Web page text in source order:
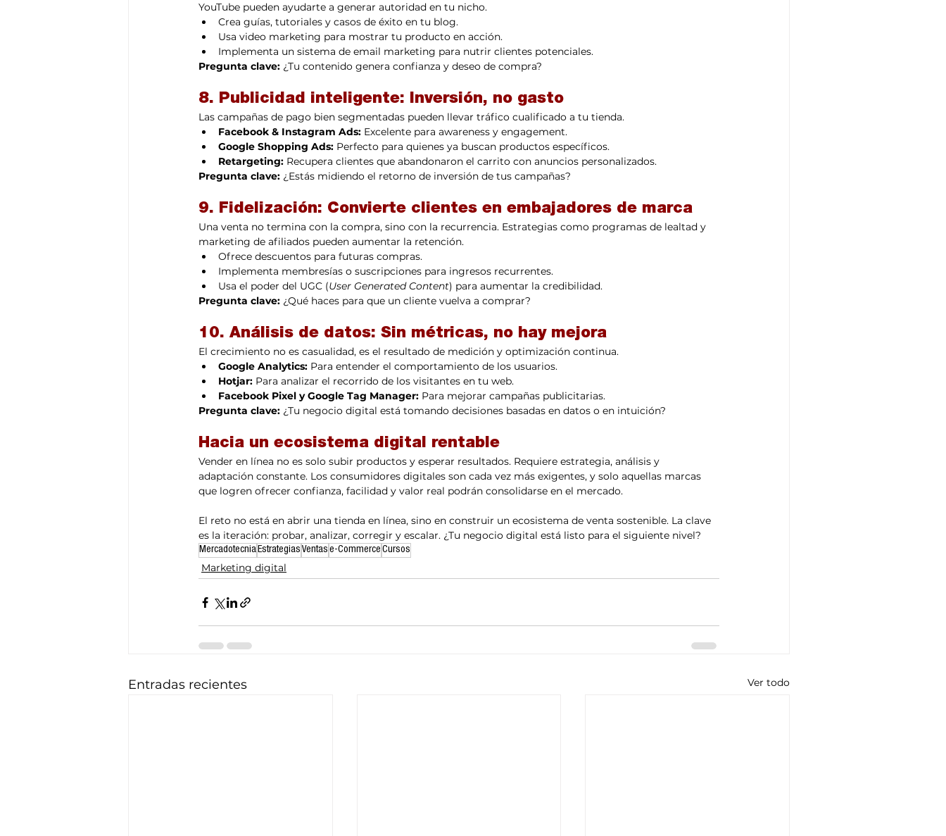
YouTube pueden ayudarte a generar autoridad en tu nicho.
Crea guías, tutoriales y casos de éxito en tu blog.
Usa video marketing para mostrar tu producto en acción.
Implementa un sistema de email marketing para nutrir clientes potenciales.
Pregunta clave: ¿Tu contenido genera confianza y deseo de compra?
8. Publicidad inteligente: Inversión, no gasto
Las campañas de pago bien segmentadas pueden llevar tráfico cualificado a tu tienda.
Facebook & Instagram Ads: Excelente para awareness y engagement.
Google Shopping Ads: Perfecto para quienes ya buscan productos específicos.
Retargeting: Recupera clientes que abandonaron el carrito con anuncios personalizados.
Pregunta clave: ¿Estás midiendo el retorno de inversión de tus campañas?
9. Fidelización: Convierte clientes en embajadores de marca
Una venta no termina con la compra, sino con la recurrencia. Estrategias como programas de lealtad y
marketing de afiliados pueden aumentar la retención.
Ofrece descuentos para futuras compras.
Implementa membresías o suscripciones para ingresos recurrentes.
Usa el poder del UGC (User Generated Content) para aumentar la credibilidad.
Pregunta clave: ¿Qué haces para que un cliente vuelva a comprar?
10. Análisis de datos: Sin métricas, no hay mejora
El crecimiento no es casualidad, es el resultado de medición y optimización continua.
Google Analytics: Para entender el comportamiento de los usuarios.
Hotjar: Para analizar el recorrido de los visitantes en tu web.
Facebook Pixel y Google Tag Manager: Para mejorar campañas publicitarias.
Pregunta clave: ¿Tu negocio digital está tomando decisiones basadas en datos o en intuición?
Hacia un ecosistema digital rentable
Vender en línea no es solo subir productos y esperar resultados. Requiere estrategia, análisis y
adaptación constante. Los consumidores digitales son cada vez más exigentes, y solo aquellas marcas
que logren ofrecer confianza, facilidad y valor real podrán consolidarse en el mercado.
El reto no está en abrir una tienda en línea, sino en construir un ecosistema de venta sostenible. La clave
es la iteración: probar, analizar, corregir y escalar. ¿Tu negocio digital está listo para el siguiente nivel?
MercadotecniaEstrategias Ventas e-Commerce Cursos
Marketing digital
Entradas recientes Ver todo